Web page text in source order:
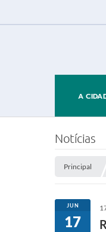
A
Notícias
Principal
JUN
17